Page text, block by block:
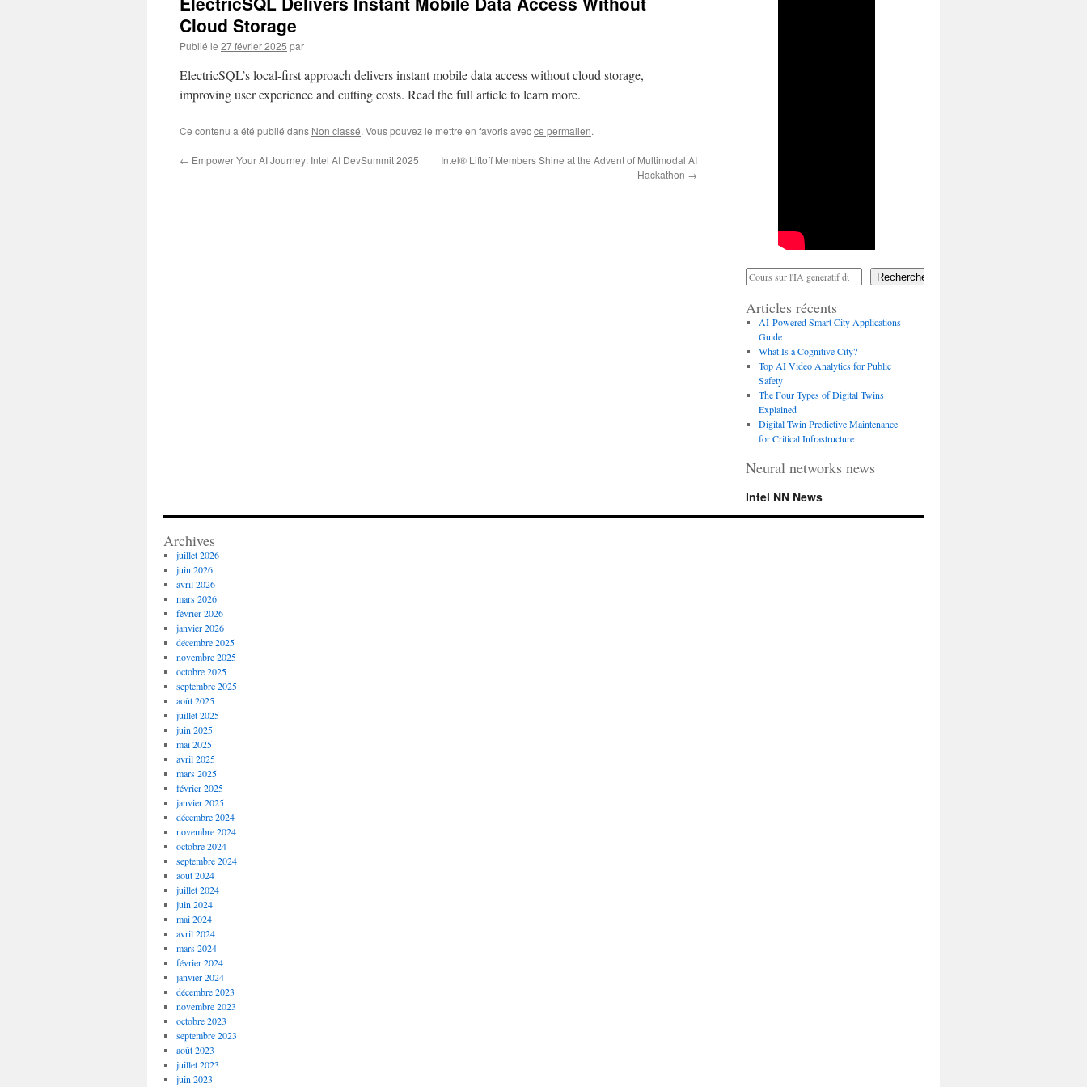
Cloud Storage
Publié le 27 février 2025 par
ElectricSQL’s local-first approach delivers instant mobile data access without cloud storage,
improving user experience and cutting costs. Read the full article to learn more.
Ce contenu a été publié dans Non classé. Vous pouvez le mettre en favoris avecce permalien.
← Empower Your AI Journey: Intel AI DevSummit 2025
Intel® Liftoff Members Shine at the Advent of Multimodal AI
Hackathon →
Rechercher
Articles récents
AI-Powered Smart City Applications
Guide
What Is a Cognitive City?
Top AI Video Analytics for Public
Safety
The Four Types of Digital Twins
Explained
Digital Twin Predictive Maintenance
for Critical Infrastructure
Neural networks news
Intel NN News
Archives
juillet 2026
juin 2026
avril 2026
mars 2026
février 2026
janvier 2026
décembre 2025
novembre 2025
octobre 2025
septembre 2025
août 2025
juillet 2025
juin 2025
mai 2025
avril 2025
mars 2025
février 2025
janvier 2025
décembre 2024
novembre 2024
octobre 2024
septembre 2024
août 2024
juillet 2024
juin 2024
mai 2024
avril 2024
mars 2024
février 2024
janvier 2024
décembre 2023
novembre 2023
octobre 2023
septembre 2023
août 2023
juillet 2023
juin 2023